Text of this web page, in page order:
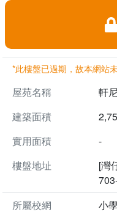
*此樓盤已過期，故本網站
屋苑名稱
軒
建築面積
實用面積
-
樓盤地址
[灣
所屬校網
小